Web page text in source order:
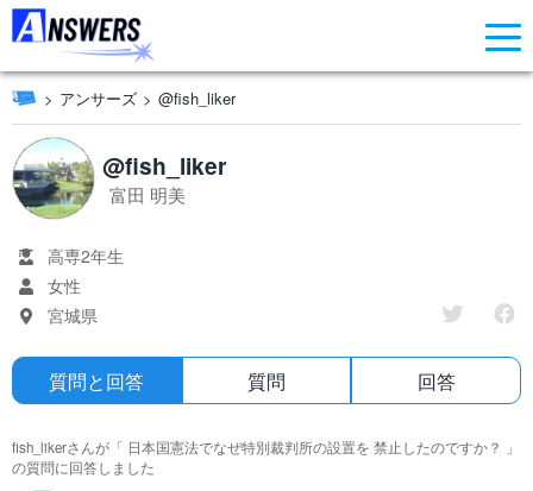
アンサーズ @fish_liker
@fish_liker
富田 明美
高専2年生
女性
宮城県
質問と回答 質問 回答
fish_likerさんが「 日本国憲法でなぜ特別裁判所の設置を 禁止したのですか？
」
の質問に回答しました